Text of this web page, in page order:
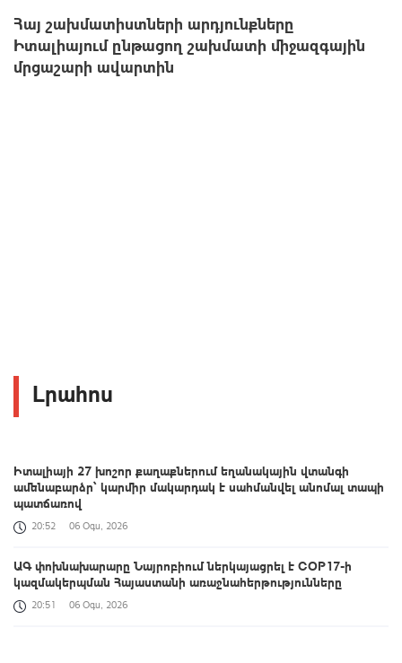
Հայ շախմատիստների արդյունքները
Իտալիայում ընթացող շախմատի միջազգային
մրցաշարի ավարտին
Լրահոս
Իտալիայի 27 խոշոր քաղաքներում եղանակային վտանգի
ամենաբարձր՝ կարմիր մակարդակ է սահմանվել անոմալ տապի
պատճառով
20:52 06 Օգս, 2026
ԱԳ փոխնախարարը Նայրոբիում ներկայացրել է COP17-ի
կազմակերպման Հայաստանի առաջնահերթությունները
20:51 06 Օգս, 2026